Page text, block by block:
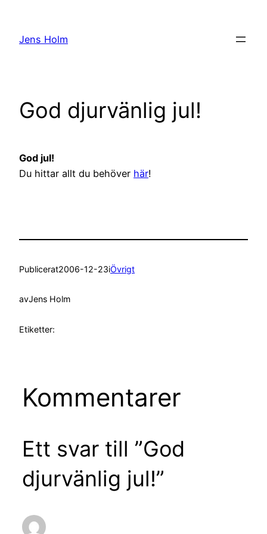
innehåll
Jens Holm
God djurvänlig jul!
God jul!
Du hittar allt du behöver här!
Publicerat2006-12-23iÖvrigt
avJens Holm
Etiketter:
Kommentarer
Ett svar till ”God
djurvänlig jul!”